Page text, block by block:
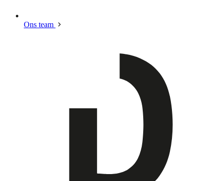
Ons team